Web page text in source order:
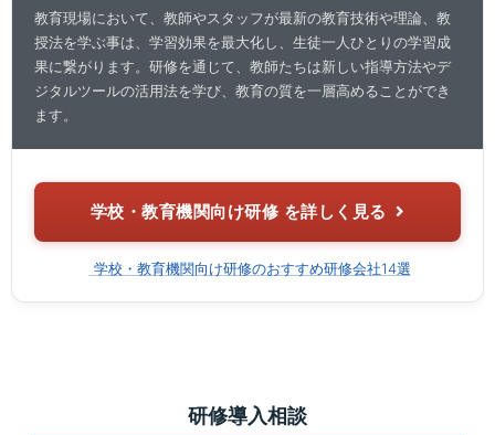
教育現場において、教師やスタッフが最新の教育技術や理論、教
授法を学ぶ事は、学習効果を最大化し、生徒一人ひとりの学習成
果に繋がります。研修を通じて、教師たちは新しい指導方法やデ
ジタルツールの活用法を学び、教育の質を一層高めることができ
ます。
学校・教育機関向け研修 を詳しく見る
学校・教育機関向け研修のおすすめ研修会社14選
研修導入相談